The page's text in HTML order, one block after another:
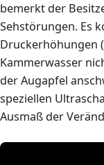
bemerkt der
Sehstörungen. Es
Druckerhöhungen
Kammerwasser
der Augapfel
speziellen
Ausmaß der